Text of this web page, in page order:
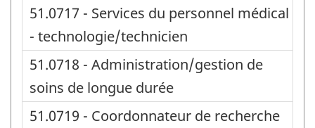
51.0717 - Services du personnel médical
- technologie/technicien
51.0718 - Administration/gestion de
soins de longue durée
51.0719 - Coordonnateur de recherche